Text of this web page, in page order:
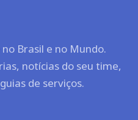
Brasil e no Mundo.
notícias do seu time,
de serviços.